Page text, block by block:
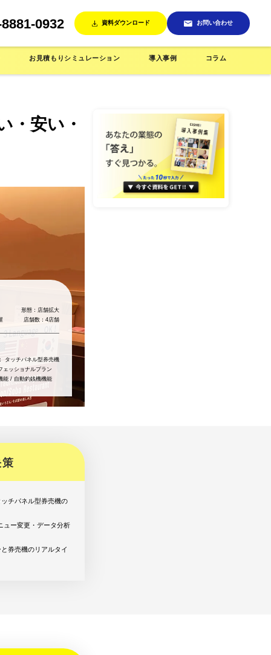
0932 資料ダウンロード お問い合わせ
省人化店舗で使う
官公庁/地方自治体で使う
お見積もりシミュレーション 導入事例 コラム
・安い・
形態： 店舗拡大
店舗数： 4店舗
タッチパネル型券売機
ェッショナルプラン
能 / 自動釣銭機機能
チパネル型券売機の
ュー変更・データ分析
券売機のリアルタイ